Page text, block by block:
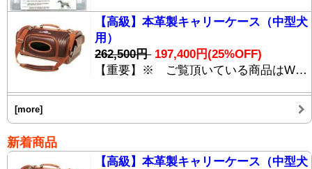
【高級】本革製キャリーケース（中型犬
用）
262,500円 197,400円(25%OFF)
【重要】※ ご覧頂いている商品はWEBショッピングシステムのデモサイトに掲載しているダミー商品です。実際のご購入は出来ません。 【高級】本革製キャリーケース（中型犬用）[Doggy Catty BB-999]は、傷と汚れに強いグラファイで作られた小型・中型犬用のキャリーバッグです。 航空機内に持ち込み可能で、シートの下に上手く収められる大きさに作られています。 また、航空機にも使われる新素材グラファイトを使用しているため、「軽く」「丈夫」で「汚れにくい」ため、長期の旅行にも最適です。 独特のデザインと共に、内部の居住性にも気遣いがあふれており、床面のクッションは勿論、側面にもクッションが取り付けられており、わんちゃんも大安心。 ストラップの取り付け位置も変更可能。 一緒に「お出かけ用シュラフ SKシリーズ」(写真上)をお求めいただければ、防汚性・撥水性に優れた[Doggy Catty cc-0009]で、アウトドアはもちろん、海外旅行でもいつでもワンちゃんと一緒です。
[more]
新着商品
【高級】本革製キャリーケース（中型犬